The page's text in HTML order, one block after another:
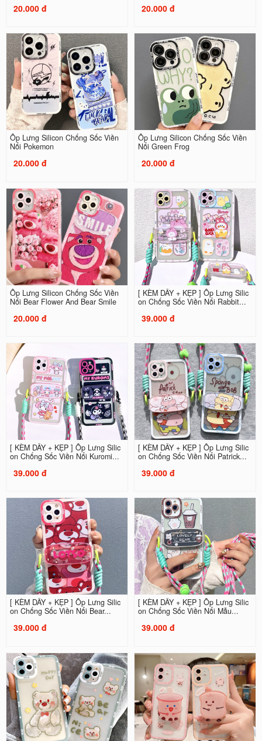
20.000 đ 20.000 đ
Ốp Lưng Silicon Chống Sốc Viền
Nổi Pokemon
20.000 đ
Ốp Lưng Silicon Chống Sốc Viền
Nổi Green Frog
20.000 đ
Ốp Lưng Silicon Chống Sốc Viền
Nổi Bear Flower And Bear Smile
20.000 đ
[ KÈM DÂY + KẸP ] Ốp Lưng Silic
on Chống Sốc Viền Nổi Rabbit...
39.000 đ
[ KÈM DÂY + KẸP ] Ốp Lưng Silic
on Chống Sốc Viền Nổi Kuromi...
39.000 đ
[ KÈM DÂY + KẸP ] Ốp Lưng Silic
on Chống Sốc Viền Nổi Patrick...
39.000 đ
[ KÈM DÂY + KẸP ] Ốp Lưng Silic
on Chống Sốc Viền Nổi Bear...
39.000 đ
[ KÈM DÂY + KẸP ] Ốp Lưng Silic
on Chống Sốc Viền Nổi Mẫu...
39.000 đ